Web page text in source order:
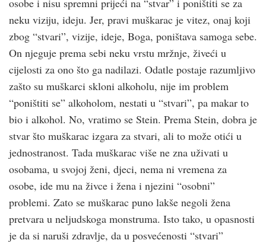
osobe i nisu spremni prijeći na “stvar” i poništiti se za
neku viziju, ideju. Jer, pravi muškarac je vitez, onaj koji
zbog “stvari”, vizije, ideje, Boga, poništava samoga sebe.
On njeguje prema sebi neku vrstu mržnje, živeći u
cijelosti za ono što ga nadilazi. Odatle postaje razumljivo
zašto su muškarci skloni alkoholu, nije im problem
“poništiti se” alkoholom, nestati u “stvari”, pa makar to
bio i alkohol. No, vratimo se Stein. Prema Stein, dobra je
stvar što muškarac izgara za stvari, ali to može otići u
jednostranost. Tada muškarac više ne zna uživati u
osobama, u svojoj ženi, djeci, nema ni vremena za
osobe, ide mu na živce i žena i njezini “osobni”
problemi. Zato se muškarac puno lakše negoli žena
pretvara u neljudskoga monstruma. Isto tako, u opasnosti
je da si naruši zdravlje, da u posvećenosti “stvari”